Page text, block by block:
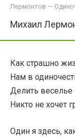
Лермонтов —
Михаил
Как страшно
Нам в
Делить веселье
Никто не хочет
Один я здесь,